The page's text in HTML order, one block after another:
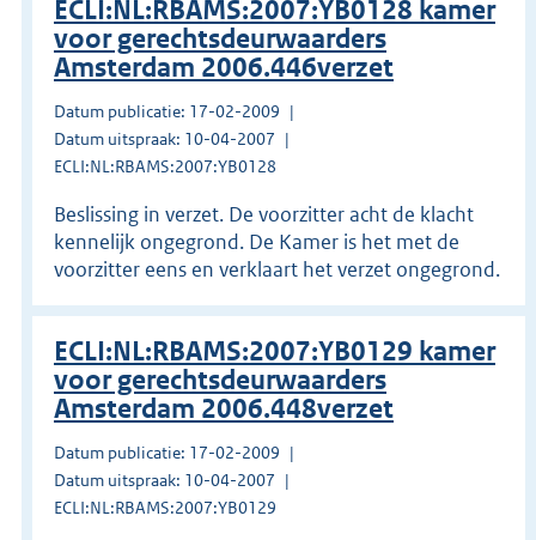
ECLI:NL:RBAMS:2007:YB0128 kamer
voor gerechtsdeurwaarders
Amsterdam 2006.446verzet
Datum publicatie: 17-02-2009
Datum uitspraak: 10-04-2007
ECLI:NL:RBAMS:2007:YB0128
Beslissing in verzet. De voorzitter acht de klacht
kennelijk ongegrond. De Kamer is het met de
voorzitter eens en verklaart het verzet ongegrond.
ECLI:NL:RBAMS:2007:YB0129 kamer
voor gerechtsdeurwaarders
Amsterdam 2006.448verzet
Datum publicatie: 17-02-2009
Datum uitspraak: 10-04-2007
ECLI:NL:RBAMS:2007:YB0129